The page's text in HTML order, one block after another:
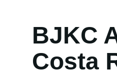
BJKC
Costa